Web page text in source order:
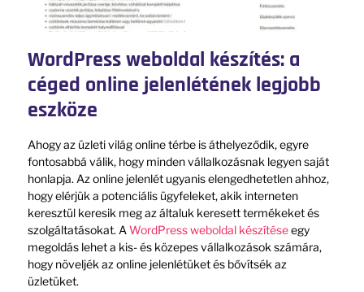
WordPress weboldal készítés: a
céged online jelenlétének legjobb
eszköze
Ahogy az üzleti világ online térbe is áthelyeződik, egyre
fontosabbá válik, hogy minden vállalkozásnak legyen saját
honlapja. Az online jelenlét ugyanis elengedhetetlen ahhoz,
hogy elérjük a potenciális ügyfeleket, akik interneten
keresztül keresik meg az általuk keresett termékeket és
szolgáltatásokat. AWordPress weboldal készítéseegy
megoldás lehet a kis- és közepes vállalkozások számára,
hogy növeljék az online jelenlétüket és bővítsék az
üzletüket.